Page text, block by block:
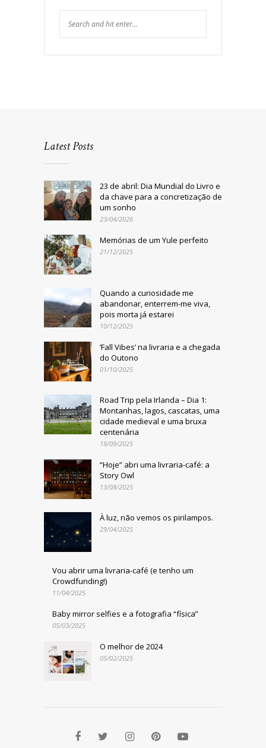
Latest Posts
23 de abril: Dia Mundial do Livro e
da chave para a concretização de
um sonho
23/04/2026
Memórias de um Yule perfeito
21/12/2025
Quando a curiosidade me
abandonar, enterrem-me viva,
pois morta já estarei
10/12/2025
‘Fall Vibes’ na livraria e a chegada
do Outono
01/10/2025
Road Trip pela Irlanda – Dia 1:
Montanhas, lagos, cascatas, uma
cidade medieval e uma bruxa
centenária
18/09/2025
“Hoje” abri uma livraria-café: a
Story Owl
13/08/2025
À luz, não vemos os pirilampos.
29/04/2025
Vou abrir uma livraria-café (e tenho um
Crowdfunding!)
11/04/2025
Baby mirror selfies e a fotografia “física”
05/03/2025
O melhor de 2024
05/02/2025